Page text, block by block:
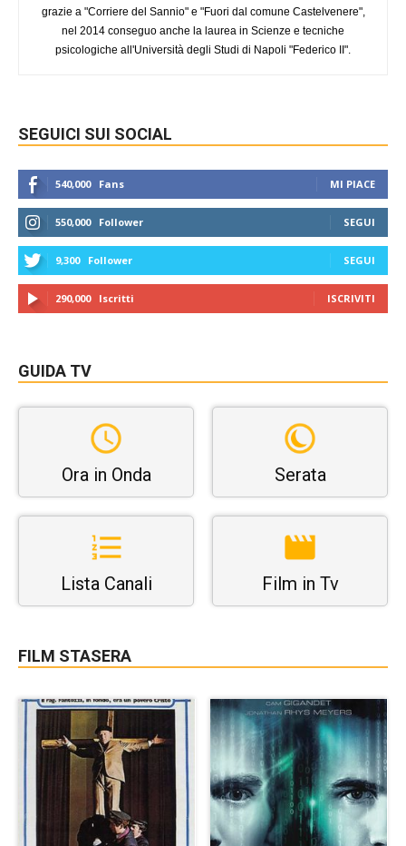
grazie a "Corriere del Sannio" e "Fuori dal comune Castelvenere",
nel 2014 conseguo anche la laurea in Scienze e tecniche
psicologiche all'Università degli Studi di Napoli "Federico II".
SEGUICI SUI SOCIAL
540,000 Fans MI PIACE
550,000 Follower SEGUI
9,300 Follower SEGUI
290,000 Iscritti ISCRIVITI
GUIDA TV
Ora in Onda Serata
Lista Canali Film in Tv
FILM STASERA